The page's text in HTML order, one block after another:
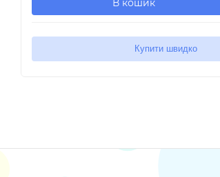
В кошик
Купити швидко